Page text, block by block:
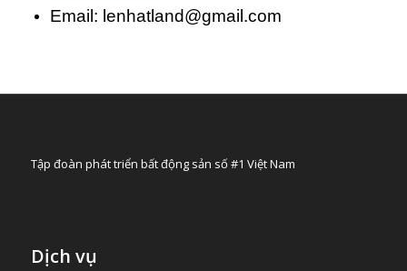
Email: lenhatland@gmail.com
Tập đoàn phát triển bất động sản số #1 Việt Nam
Dịch vụ